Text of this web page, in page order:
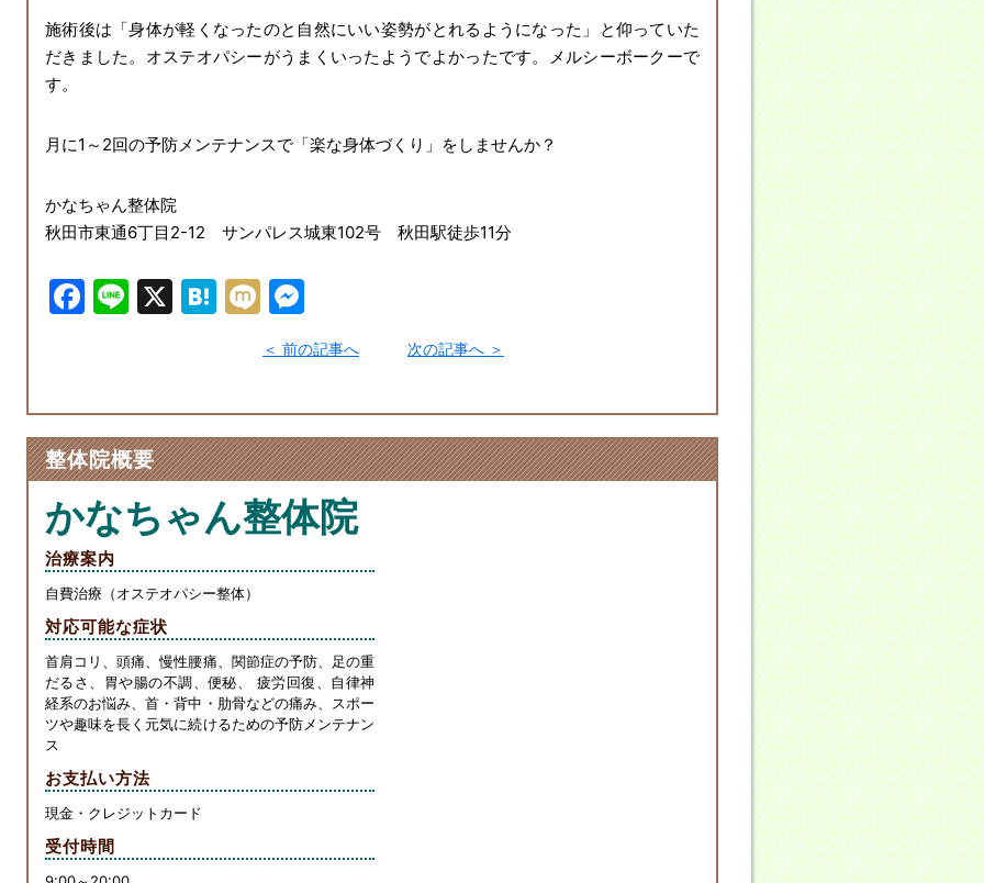
施術後は「身体が軽くなったのと自然にいい姿勢がとれるようになった」と仰っていた
だきました。オステオパシーがうまくいったようでよかったです。メルシーボークーで
す。
月に1～2回の予防メンテナンスで「楽な身体づくり」をしませんか？
かなちゃん整体院
秋田市東通6丁目2-12 サンパレス城東102号 秋田駅徒歩11分
F
b
o
o
k
Li X
H
a
M
ix
i
e
s
e
n
g
er
前の記事へ 次の記事へ
整体院概要
かなちゃん整体院
治療案内
自費治療（オステオパシー整体）
対応可能な症状
首肩コリ、頭痛、慢性腰痛、関節症の予防、足の重
だるさ、胃や腸の不調、便秘、 疲労回復、自律神
経系のお悩み、首・背中・肋骨などの痛み、スポー
ツや趣味を長く元気に続けるための予防メンテナン
ス
お支払い方法
現金・クレジットカード
受付時間